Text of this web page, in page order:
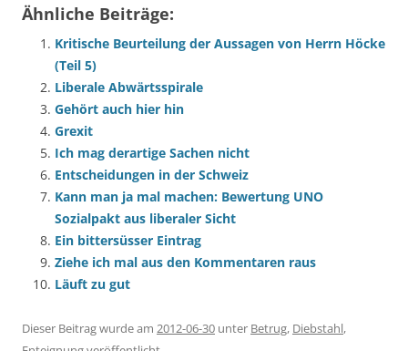
Ähnliche Beiträge:
Kritische Beurteilung der Aussagen von Herrn Höcke
(Teil 5)
Liberale Abwärtsspirale
Gehört auch hier hin
Grexit
Ich mag derartige Sachen nicht
Entscheidungen in der Schweiz
Kann man ja mal machen: Bewertung UNO
Sozialpakt aus liberaler Sicht
Ein bittersüsser Eintrag
Ziehe ich mal aus den Kommentaren raus
Läuft zu gut
Dieser Beitrag wurde am 2012-06-30 unter Betrug, Diebstahl,